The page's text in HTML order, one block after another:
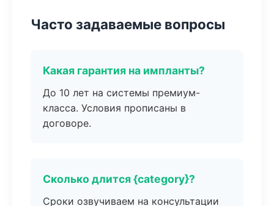
Часто задаваемые вопросы
Какая гарантия на импланты?
До 10 лет на системы премиум-
класса. Условия прописаны в
договоре.
Сколько длится {category}?
Сроки озвучиваем на консультации